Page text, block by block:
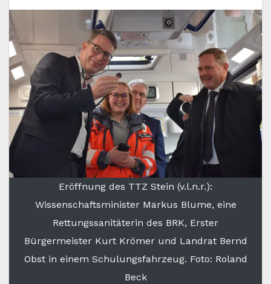
Eröffnung des TTZ Stein (v.l.n.r.):
Wissenschaftsminister Markus Blume, eine
Rettungssanitäterin des BRK, Erster
Bürgermeister Kurt Krömer und Landrat Bernd
Obst in einem Schulungsfahrzeug. Foto: Roland
Beck